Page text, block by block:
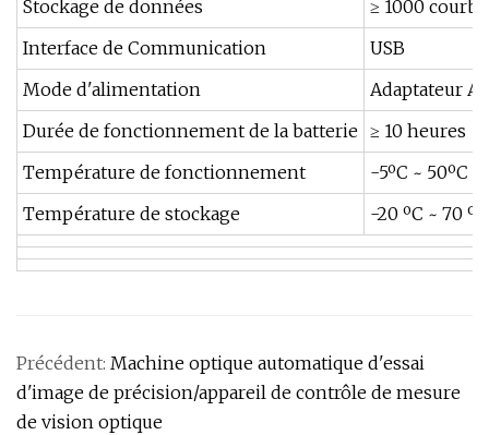
Stockage de données
≥ 1000
Interface de Communication
USB
Mode d'alimentation
Adaptateur
Durée de fonctionnement de la batterie ≥ 10 heures
Température de fonctionnement
-5ºC ~ 50ºC
Température de stockage
-20 ºC ~ 70 ºC
Précédent: Machine optique automatique d'essai
d'image de précision/appareil de contrôle de mesure
de vision optique